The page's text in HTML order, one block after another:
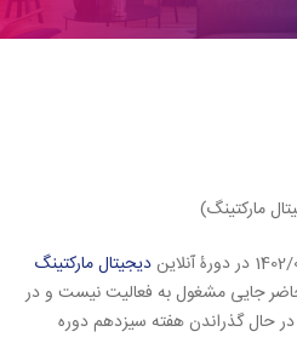
مارکتینگ)
دیجیتال مارکتینگ
جایی مشغول به فعالیت نیست و در
گذراندن هفته سیزدهم دوره